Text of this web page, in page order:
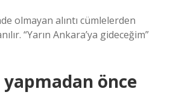
olmayan alıntı cümlelerden
“Yarın Ankara’ya gideceğim”
yapmadan önce